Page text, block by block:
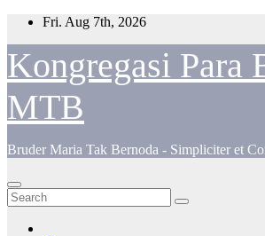
Skip
content
Fri. Aug 7th, 2026
Kongregasi Para
MTB
Bruder Maria Tak Bernoda - Simpliciter et